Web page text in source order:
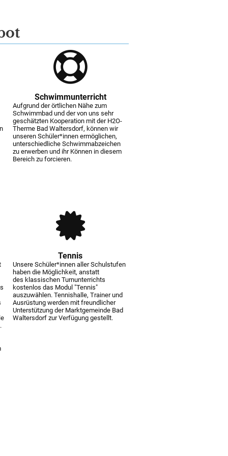
Schwimmunterricht
Aufgrund der örtlichen Nähe zum
Schwimmbad und der von uns sehr
geschätzten Kooperation mit der H2O-
Therme Bad Waltersdorf, können wir
unseren Schüler*innen ermöglichen,
unterschiedliche Schwimmabzeichen
zu erwerben und ihr Können in diesem
Bereich zu forcieren.
Tennis
Unsere Schüler*innen aller Schulstufen
haben die Möglichkeit, anstatt
des klassischen Turnunterrichts
kostenlos das Modul "Tennis"
auszuwählen. Tennishalle, Trainer und
Ausrüstung werden mit freundlicher
Unterstützung der Marktgemeinde Bad
Waltersdorf zur Verfügung gestellt.